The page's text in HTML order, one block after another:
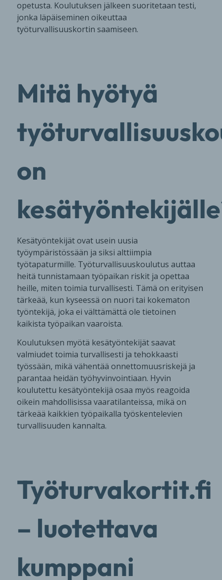
opetusta. Koulutuksen jälkeen suoritetaan testi,
jonka läpäiseminen oikeuttaa
työturvallisuuskortin saamiseen.
Mitä hyötyä
on
Kesätyöntekijät ovat usein uusia
työympäristössään ja siksi alttiimpia
työtapaturmille. Työturvallisuuskoulutus auttaa
heitä tunnistamaan työpaikan riskit ja opettaa
heille, miten toimia turvallisesti. Tämä on erityisen
tärkeää, kun kyseessä on nuori tai kokematon
työntekijä, joka ei välttämättä ole tietoinen
kaikista työpaikan vaaroista.
Koulutuksen myötä kesätyöntekijät saavat
valmiudet toimia turvallisesti ja tehokkaasti
työssään, mikä vähentää onnettomuusriskejä ja
parantaa heidän työhyvinvointiaan. Hyvin
koulutettu kesätyöntekijä osaa myös reagoida
oikein mahdollisissa vaaratilanteissa, mikä on
tärkeää kaikkien työpaikalla työskentelevien
turvallisuuden kannalta.
Työturvakortit.fi
– luotettava
kumppani